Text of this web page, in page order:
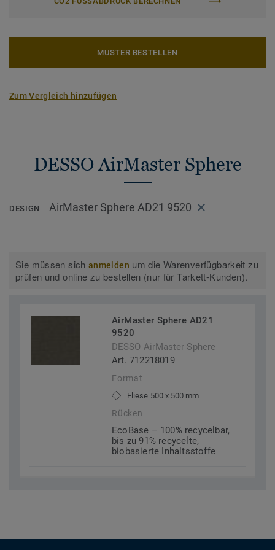
MUSTER BESTELLEN
Zum Vergleich hinzufügen
DESSO AirMaster Sphere
DESIGN AirMaster Sphere AD21 9520
Sie müssen sichanmelden um die Warenverfügbarkeit zu
prüfen und online zu bestellen (nur für Tarkett-Kunden).
AirMaster Sphere AD21
9520
DESSO AirMaster Sphere
Art. 712218019
Format
Fliese 500 x 500 mm
Rücken
EcoBase – 100% recycelbar,
bis zu 91% recycelte,
biobasierte Inhaltsstoffe